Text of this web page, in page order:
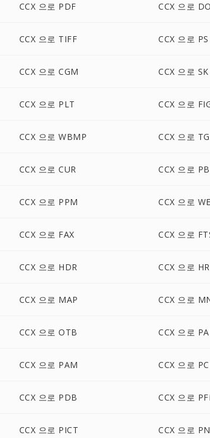
CCX 으로 PDF CCX 으로
CCX 으로 TIFF CCX 으로 PS
CCX 으로 CGM CCX 으로 SK
CCX 으로 PLT CCX 으로
CCX 으로 WBMP CCX 으로
CCX 으로 CUR CCX 으로
CCX 으로 PPM CCX 으로
CCX 으로 FAX CCX 으로
CCX 으로 HDR CCX 으로
CCX 으로 MAP CCX 으로
CCX 으로 OTB CCX 으로
CCX 으로 PAM CCX 으로
CCX 으로 PDB CCX 으로
CCX 으로 PICT CCX 으로